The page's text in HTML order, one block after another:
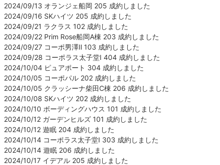
2024/09/13 オランジェ船岡 205 成約しました
2024/09/16 SKハイツ 205 成約しました
2024/09/21 ラクラス 102 成約しました
2024/09/22 Prim Rose船岡A棟 203 成約しました
2024/09/27 コーポ男澤Ⅱ 103 成約しました
2024/09/28 コーポラス太子堂Ⅰ 404 成約しました
2024/10/04 ピュアポート 304 成約しました
2024/10/05 コーポパル 202 成約しました
2024/10/05 クラッシーナ柴田C棟 206 成約しました
2024/10/08 SKハイツ 202 成約しました
2024/10/10 ボーディングハウス 101 成約しました
2024/10/12 ガーデンヒルズ 101 成約しました
2024/10/12 遊眠 204 成約しました
2024/10/14 コーポラス太子堂Ⅰ 303 成約しました
2024/10/14 遊眠 206 成約しました
2024/10/17 イデアル 205 成約しました